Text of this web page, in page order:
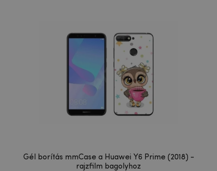
Gél borítás mmCase a Huawei Y6 Prime (2018) -
rajzfilm bagolyhoz